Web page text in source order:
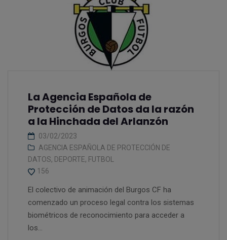
La Agencia Española de
Protección de Datos da la razón
a la Hinchada del Arlanzón
03/02/2023
AGENCIA ESPAÑOLA DE PROTECCIÓN DE
DATOS, DEPORTE, FUTBOL
156
El colectivo de animación del Burgos CF ha
comenzado un proceso legal contra los sistemas
biométricos de reconocimiento para acceder a
los...